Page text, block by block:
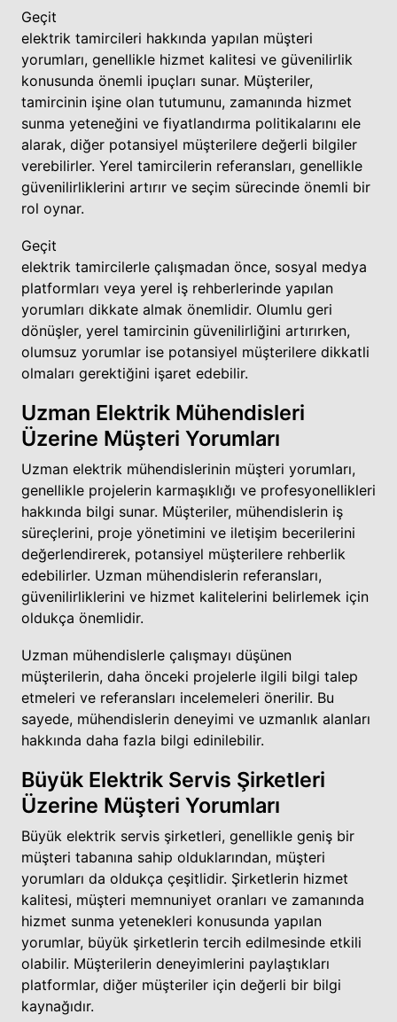
Geçit
elektrik tamircileri hakkında yapılan müşteri
yorumları, genellikle hizmet kalitesi ve güvenilirlik
konusunda önemli ipuçları sunar. Müşteriler,
tamircinin işine olan tutumunu, zamanında hizmet
sunma yeteneğini ve fiyatlandırma politikalarını ele
alarak, diğer potansiyel müşterilere değerli bilgiler
verebilirler. Yerel tamircilerin referansları, genellikle
güvenilirliklerini artırır ve seçim sürecinde önemli bir
rol oynar.
Geçit
elektrik tamircilerle çalışmadan önce, sosyal medya
platformları veya yerel iş rehberlerinde yapılan
yorumları dikkate almak önemlidir. Olumlu geri
dönüşler, yerel tamircinin güvenilirliğini artırırken,
olumsuz yorumlar ise potansiyel müşterilere dikkatli
olmaları gerektiğini işaret edebilir.
Uzman Elektrik Mühendisleri
Üzerine Müşteri Yorumları
Uzman elektrik mühendislerinin müşteri yorumları,
genellikle projelerin karmaşıklığı ve profesyonellikleri
hakkında bilgi sunar. Müşteriler, mühendislerin iş
süreçlerini, proje yönetimini ve iletişim becerilerini
değerlendirerek, potansiyel müşterilere rehberlik
edebilirler. Uzman mühendislerin referansları,
güvenilirliklerini ve hizmet kalitelerini belirlemek için
oldukça önemlidir.
Uzman mühendislerle çalışmayı düşünen
müşterilerin, daha önceki projelerle ilgili bilgi talep
etmeleri ve referansları incelemeleri önerilir. Bu
sayede, mühendislerin deneyimi ve uzmanlık alanları
hakkında daha fazla bilgi edinilebilir.
Büyük Elektrik Servis Şirketleri
Üzerine Müşteri Yorumları
Büyük elektrik servis şirketleri, genellikle geniş bir
müşteri tabanına sahip olduklarından, müşteri
yorumları da oldukça çeşitlidir. Şirketlerin hizmet
kalitesi, müşteri memnuniyet oranları ve zamanında
hizmet sunma yetenekleri konusunda yapılan
yorumlar, büyük şirketlerin tercih edilmesinde etkili
olabilir. Müşterilerin deneyimlerini paylaştıkları
platformlar, diğer müşteriler için değerli bir bilgi
kaynağıdır.